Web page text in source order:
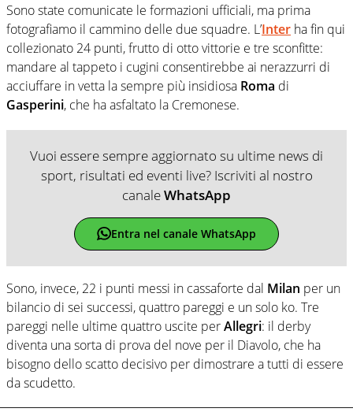
Sono state comunicate le formazioni ufficiali, ma prima
fotografiamo il cammino delle due squadre. L’Inter ha fin qui
collezionato 24 punti, frutto di otto vittorie e tre sconfitte:
mandare al tappeto i cugini consentirebbe ai nerazzurri di
acciuffare in vetta la sempre più insidiosa Roma di
Gasperini, che ha asfaltato la Cremonese.
Vuoi essere sempre aggiornato su ultime news di
sport, risultati ed eventi live? Iscriviti al nostro
canaleWhatsApp
Entra nel canale WhatsApp
Sono, invece, 22 i punti messi in cassaforte dal Milan per un
bilancio di sei successi, quattro pareggi e un solo ko. Tre
pareggi nelle ultime quattro uscite perAllegri: il derby
diventa una sorta di prova del nove per il Diavolo, che ha
bisogno dello scatto decisivo per dimostrare a tutti di essere
da scudetto.